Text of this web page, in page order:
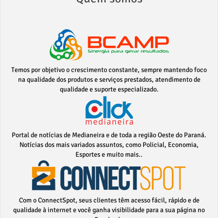
Temos por objetivo o crescimento constante, sempre mantendo foco
na qualidade dos produtos e serviços prestados, atendimento de
qualidade e suporte especializado.
Portal de notícias de Medianeira e de toda a região Oeste do Paraná.
Notícias dos mais variados assuntos, como Policial, Economia,
Esportes e muito mais..
Com o ConnectSpot, seus clientes têm acesso fácil, rápido e de
qualidade à internet e você ganha visibilidade para a sua página no